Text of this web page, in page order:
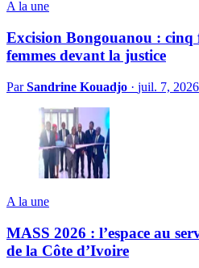
A la une
Excision Bongouanou : cinq
femmes devant la justice
ParSandrine Kouadjo · juil. 7, 2026
A la une
MASS 2026 : l’espace au
de la Côte d’Ivoire